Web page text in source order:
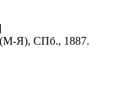
(М-Я), СПб., 1887.